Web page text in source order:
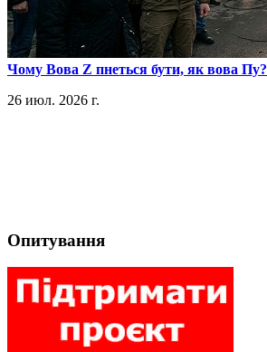
​Чому Вова Z пнеться бути, як вова Пу?
26 июл. 2026 г.
Опитування